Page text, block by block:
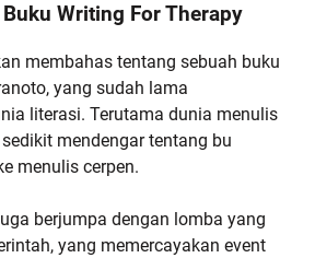
Writing For Therapy
membahas tentang sebuah buku
yang sudah lama
literasi. Terutama dunia menulis
mendengar tentang bu
menulis cerpen.
berjumpa dengan lomba yang
yang memercayakan event